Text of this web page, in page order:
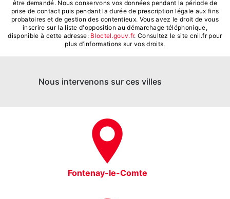
être demandé. Nous conservons vos données pendant la période de
prise de contact puis pendant la durée de prescription légale aux fins
probatoires et de gestion des contentieux. Vous avez le droit de vous
inscrire sur la liste d'opposition au démarchage téléphonique,
disponible à cette adresse: Bloctel.gouv.fr. Consultez le site cnil.fr pour
plus d’informations sur vos droits.
Nous intervenons sur ces villes
Fontenay-le-Comte